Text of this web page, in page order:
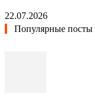
22.07.2026
Популярные посты